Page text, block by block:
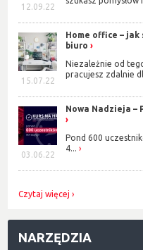
12.09.22
15.07.22
Home office –
biuro
Niezależnie od
pracujesz zdalnie
03.06.22
Nowa Nadzieja –
Pond 600
4...
Czytaj więcej
NARZĘDZIA